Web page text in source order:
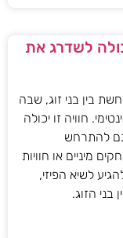
לשדרג את
בין בני זוג, שבה
חוויה זו יכולה
גם להתרחש
מיניים או חוויות
לשיא הפיזי,
הזוג.